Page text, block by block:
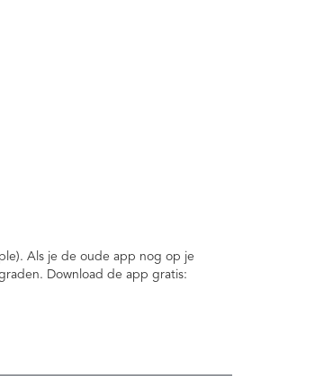
Als je de oude app nog op je
Download de app gratis: